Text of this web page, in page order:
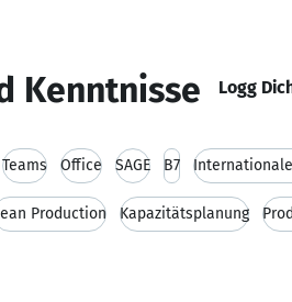
Kenntnisse Logg
Teams Office SAGE B7
Production Kapazitätsplanung